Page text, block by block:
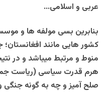
عربی و اسلامی…
بنابرین بسی مولفه ها و
کشور هایی مانند
منوط و مرتبط میباشد و در
هرم قدرت سیاسی (ریاست
صلح آمیز و چه به گونه جنگی